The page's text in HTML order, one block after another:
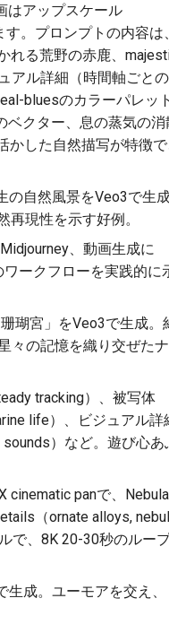
はアップスケール
す。プロンプトの内容は
れる荒野の赤鹿、
アル詳細（時間軸ごと
bluesのカラーパレット
ベクター、息の蒸気の消
かした自然描写が特徴
の自然風景をVeo3で生
現性を示す好例。
、動画生成に
ークフローを実践的に
瑚宮」をVeo3で生成。
々の記憶を織り交ぜた
tracking）、被写体
life）、ビジュアル詳
sounds）など。遊び心あ
cinematic panで、
（ornate alloys,
で、8K 20-30秒のルー
成。ユーモアを交え、